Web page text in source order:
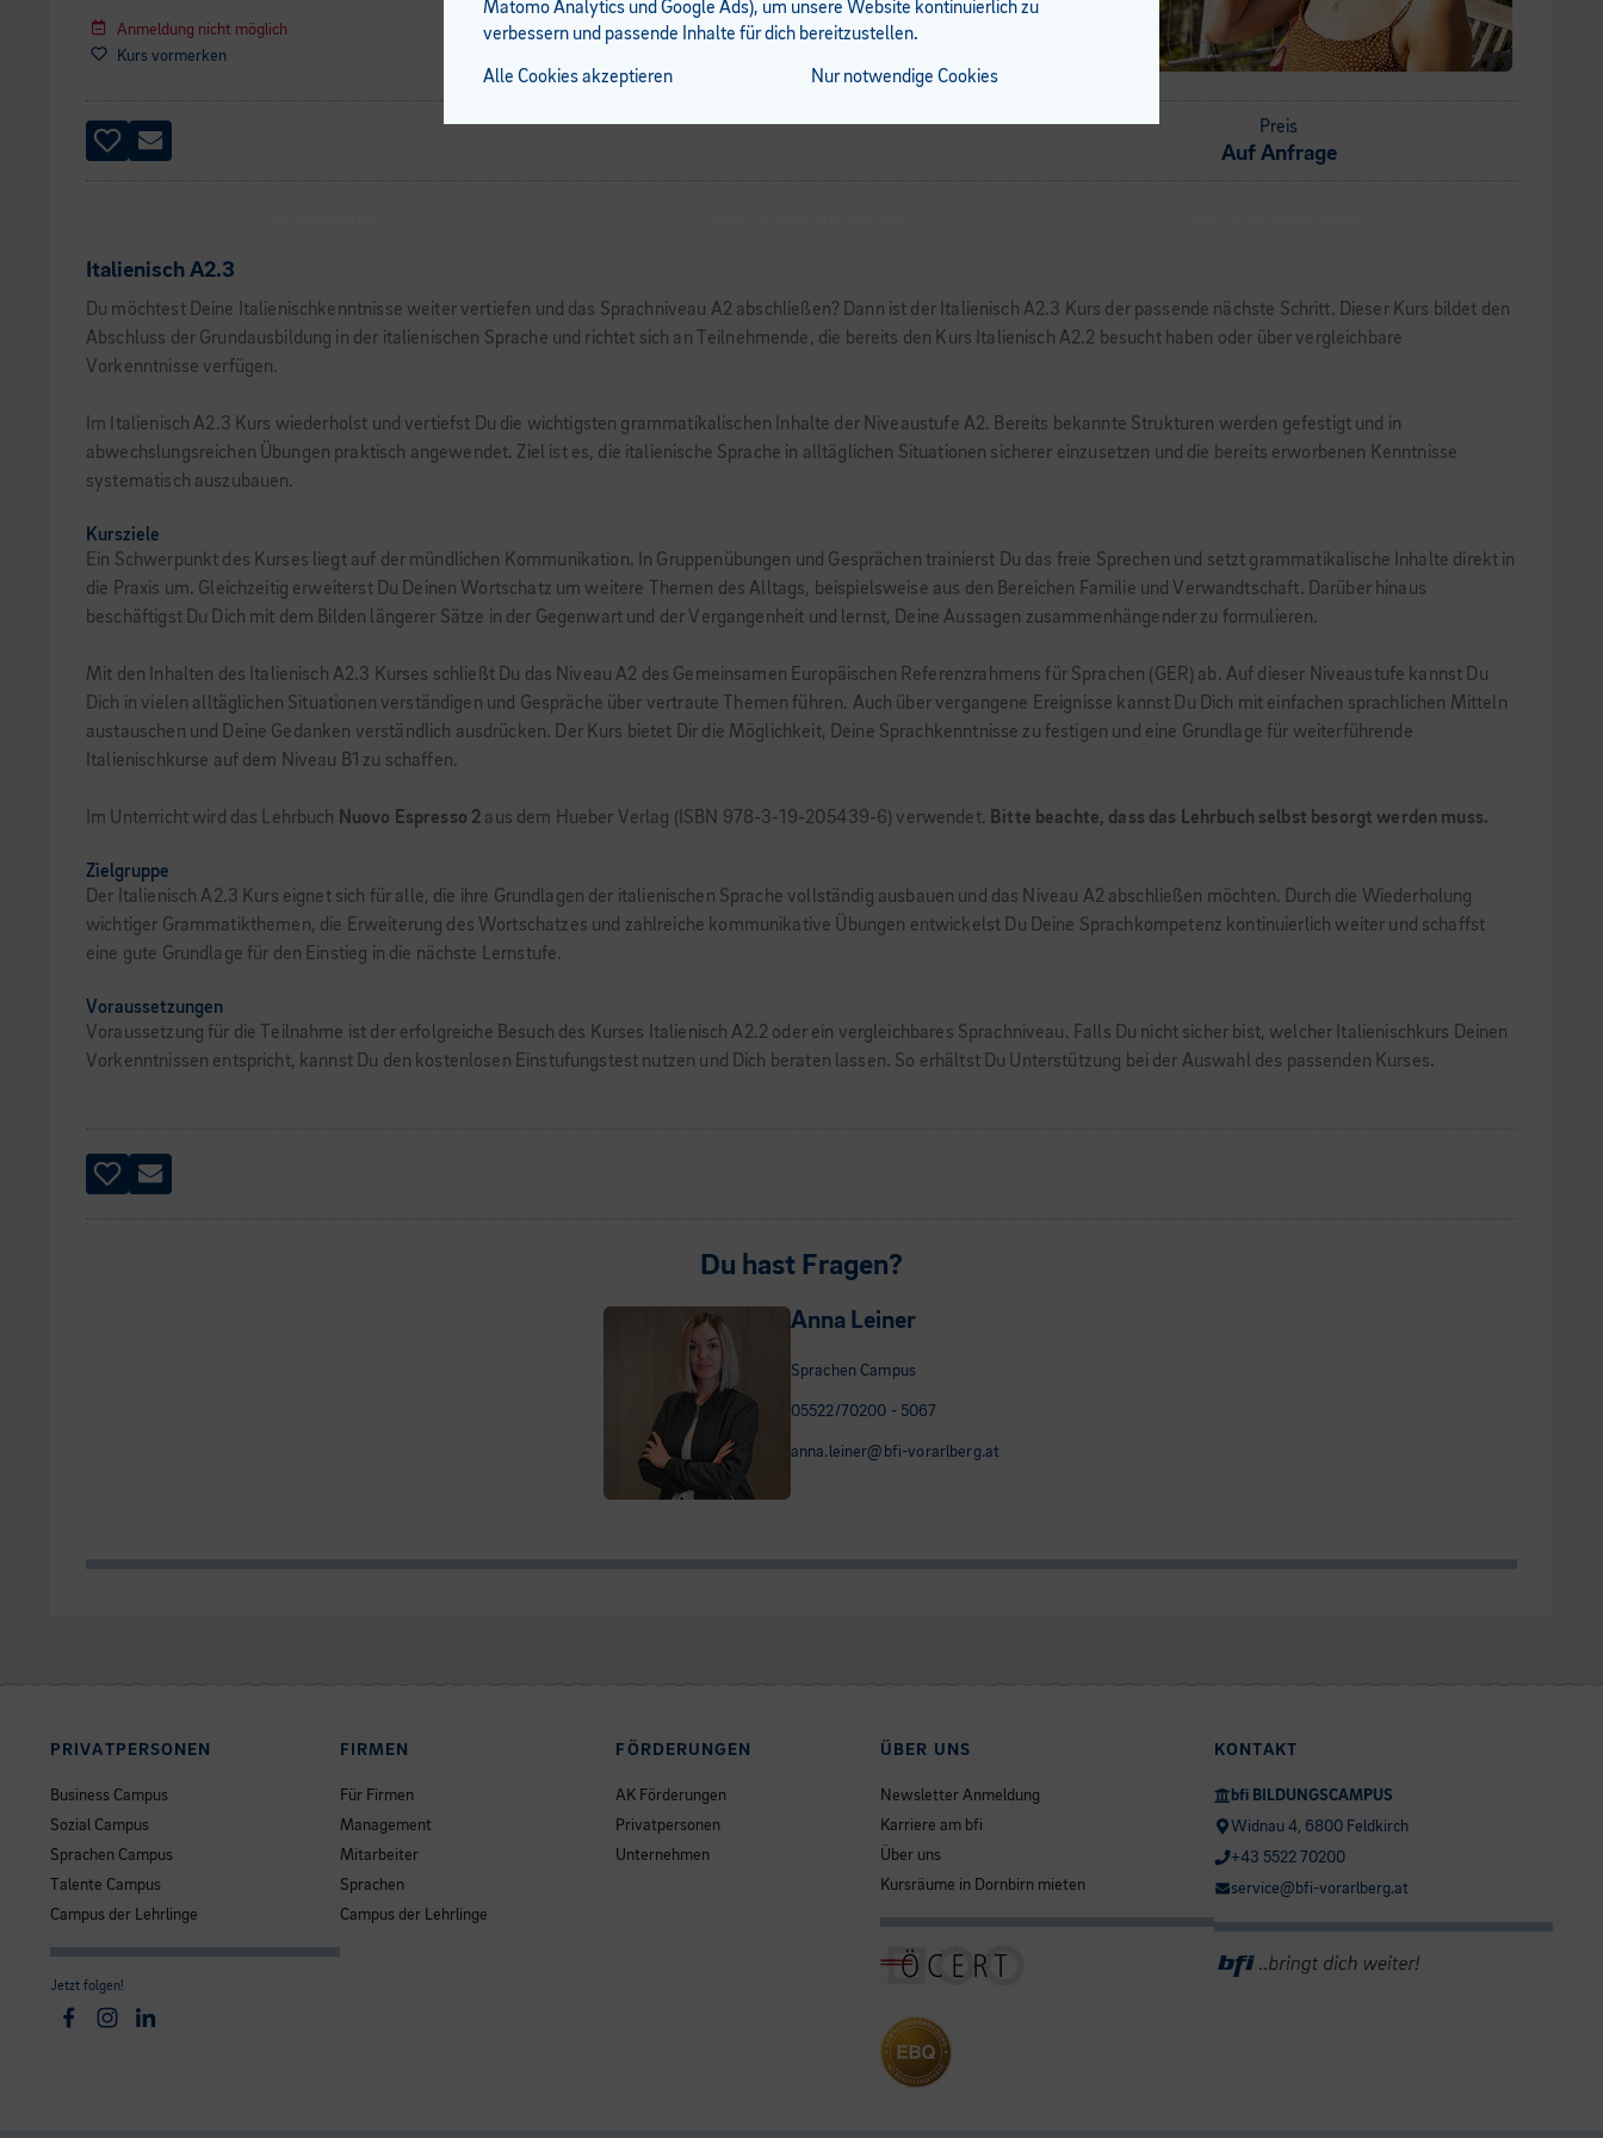
Anmeldung nicht möglich
Kurs vormerken
Preis
Auf Anfrage
Italienisch A2.3
Du möchtest Deine Italienischkenntnisse weiter vertiefen und das Sprachniveau A2 abschließen? Dann ist der Italienisch A2.3 Kurs der passende nächste Schritt. Dieser Kurs bildet den
Abschluss der Grundausbildung in der italienischen Sprache und richtet sich an Teilnehmende, die bereits den Kurs Italienisch A2.2 besucht haben oder über vergleichbare
Vorkenntnisse verfügen.
Im Italienisch A2.3 Kurs wiederholst und vertiefst Du die wichtigsten grammatikalischen Inhalte der Niveaustufe A2. Bereits bekannte Strukturen werden gefestigt und in
abwechslungsreichen Übungen praktisch angewendet. Ziel ist es, die italienische Sprache in alltäglichen Situationen sicherer einzusetzen und die bereits erworbenen Kenntnisse
systematisch auszubauen.
Kursziele
Ein Schwerpunkt des Kurses liegt auf der mündlichen Kommunikation. In Gruppenübungen und Gesprächen trainierst Du das freie Sprechen und setzt grammatikalische Inhalte direkt in
die Praxis um. Gleichzeitig erweiterst Du Deinen Wortschatz um weitere Themen des Alltags, beispielsweise aus den Bereichen Familie und Verwandtschaft. Darüber hinaus
beschäftigst Du Dich mit dem Bilden längerer Sätze in der Gegenwart und der Vergangenheit und lernst, Deine Aussagen zusammenhängender zu formulieren.
Mit den Inhalten des Italienisch A2.3 Kurses schließt Du das Niveau A2 des Gemeinsamen Europäischen Referenzrahmens für Sprachen (GER) ab. Auf dieser Niveaustufe kannst Du
Dich in vielen alltäglichen Situationen verständigen und Gespräche über vertraute Themen führen. Auch über vergangene Ereignisse kannst Du Dich mit einfachen sprachlichen Mitteln
austauschen und Deine Gedanken verständlich ausdrücken. Der Kurs bietet Dir die Möglichkeit, Deine Sprachkenntnisse zu festigen und eine Grundlage für weiterführende
Italienischkurse auf dem Niveau B1 zu schaffen.
Im Unterricht wird das Lehrbuch Nuovo Espresso 2 aus dem Hueber Verlag (ISBN 978-3-19-205439-6) verwendet. Bitte beachte, dass das Lehrbuch selbst besorgt werden muss.
Zielgruppe
Der Italienisch A2.3 Kurs eignet sich für alle, die ihre Grundlagen der italienischen Sprache vollständig ausbauen und das Niveau A2 abschließen möchten. Durch die Wiederholung
wichtiger Grammatikthemen, die Erweiterung des Wortschatzes und zahlreiche kommunikative Übungen entwickelst Du Deine Sprachkompetenz kontinuierlich weiter und schaffst
eine gute Grundlage für den Einstieg in die nächste Lernstufe.
Voraussetzungen
Voraussetzung für die Teilnahme ist der erfolgreiche Besuch des Kurses Italienisch A2.2 oder ein vergleichbares Sprachniveau. Falls Du nicht sicher bist, welcher Italienischkurs Deinen
Vorkenntnissen entspricht, kannst Du den kostenlosen Einstufungstest nutzen und Dich beraten lassen. So erhältst Du Unterstützung bei der Auswahl des passenden Kurses.
Du hast Fragen?
Anna Leiner
Sprachen Campus
05522/70200 - 5067
anna.leiner@bfi-vorarlberg.at
PRIVATPERSONEN
Business Campus
Sozial Campus
Sprachen Campus
Talente Campus
Campus der Lehrlinge
Jetzt folgen!
Facebook
Instagram
Linkedin
FIRMEN
Für Firmen
Management
Mitarbeiter
Sprachen
Campus der Lehrlinge
FÖRDERUNGEN
AK Förderungen
Privatpersonen
Unternehmen
ÜBER UNS
Newsletter Anmeldung
Karriere am bfi
Über uns
Kursräume in Dornbirn mieten
KONTAKT
bfi BILDUNGSCAMPUS
Widnau 4, 6800 Feldkirch
+43 5522 70200
service@bfi-vorarlberg.at
Matomo Analytics und Google Ads), um unsere Website kontinuierlich zu
verbessern und passende Inhalte für dich bereitzustellen.
Alle Cookies akzeptieren Nur notwendige Cookies